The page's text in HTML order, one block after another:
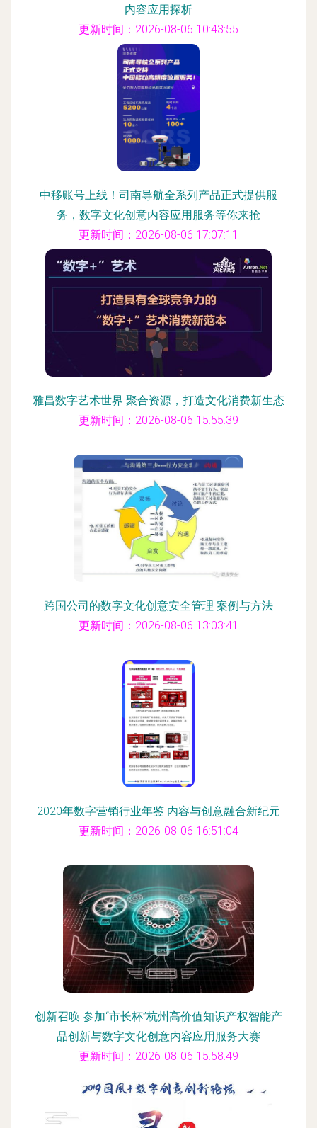
内容应用探析
更新时间：2026-08-06 10:43:55
中移账号上线！司南导航全系列产品正式提供服
务，数字文化创意内容应用服务等你来抢
更新时间：2026-08-06 17:07:11
雅昌数字艺术世界 聚合资源，打造文化消费新生态
更新时间：2026-08-06 15:55:39
跨国公司的数字文化创意安全管理 案例与方法
更新时间：2026-08-06 13:03:41
2020年数字营销行业年鉴 内容与创意融合新纪元
更新时间：2026-08-06 16:51:04
创新召唤 参加“市长杯”杭州高价值知识产权智能产
品创新与数字文化创意内容应用服务大赛
更新时间：2026-08-06 15:58:49